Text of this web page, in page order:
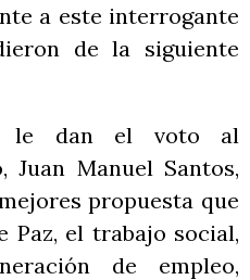
a este interrogante
de la siguiente
le dan el voto al
Juan Manuel Santos,
propuesta que
Paz, el trabajo social,
de empleo,